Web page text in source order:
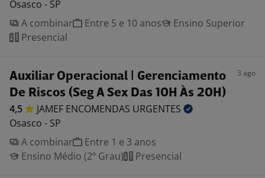
Osasco - SP
A combinar
Entre 5 e 10 anos
Ensino Superior
Presencial
Auxiliar Operacional | Gerenciamento
De Riscos (Seg A Sex Das 10H Às 20H)
3 ago
4,5 JAMEF ENCOMENDAS URGENTES
Osasco - SP
A combinar
Entre 1 e 3 anos
Ensino Médio (2º Grau)
Presencial